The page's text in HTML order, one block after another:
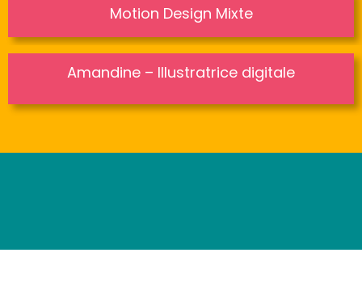
Motion Design Mixte
Amandine – Illustratrice digitale